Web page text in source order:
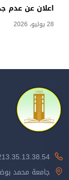
اعلان عن عدم
28 يوليو، 2026
جامعة محمد